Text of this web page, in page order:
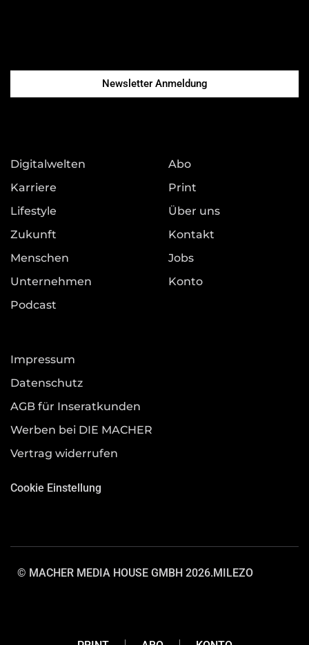
Newsletter Anmeldung
Digitalwelten
Karriere
Lifestyle
Zukunft
Menschen
Unternehmen
Podcast
Abo
Print
Über uns
Kontakt
Jobs
Konto
Impressum
Datenschutz
AGB für Inseratkunden
Werben bei DIE MACHER
Vertrag widerrufen
Cookie Einstellung
© MACHER MEDIA HOUSE GMBH 2026.MILEZO